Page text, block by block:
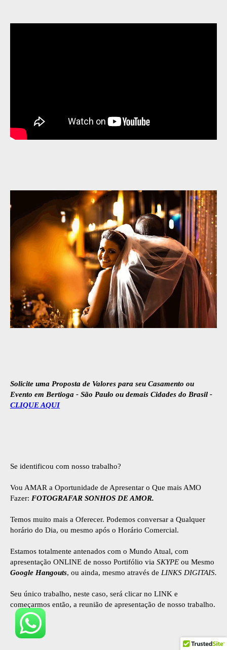
Solicite uma Proposta de Valores para seu Casamento ou
Evento em Bertioga - São Paulo ou demais Cidades do Brasil -
CLIQUE AQUI
Se identificou com nosso trabalho?
Vou AMAR a Oportunidade de Apresentar o Que mais AMO
Fazer: FOTOGRAFAR SONHOS DE AMOR.
Temos muito mais a Oferecer. Podemos conversar a Qualquer
horário do Dia, ou mesmo após o Horário Comercial.
Estamos totalmente antenados com o Mundo Atual, com
apresentação ONLINE de nosso Portifólio via SKYPE ou Mesmo
Google Hangouts, ou ainda, mesmo através de LINKS DIGITAIS.
Seu único trabalho, neste caso, será clicar no LINK e
começarmos então, a reunião de apresentação de nosso trabalho.